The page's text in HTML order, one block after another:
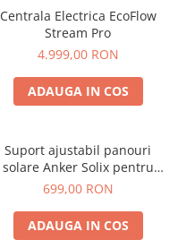
Centrala Electrica EcoFlow
Stream Pro
4.999,00 RON
ADAUGA IN COS
Suport ajustabil panouri
solare Anker Solix pentru
balcon set 2 perechi
699,00 RON
ADAUGA IN COS